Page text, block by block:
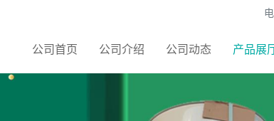
公司首页 公司介绍 公司动态 产品展